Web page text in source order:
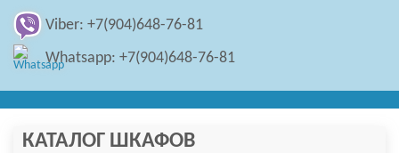
Viber: +7(904)648-76-81
Whatsapp: +7(904)648-76-81
КАТАЛОГ ШКАФОВ